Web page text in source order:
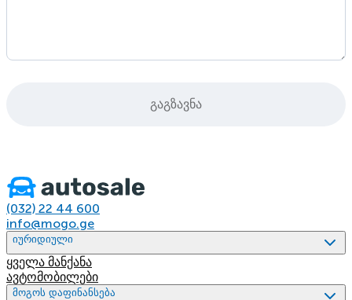
გაგზავნა
(032) 22 44 600
info@mogo.ge
იურიდიული
ყველა მანქანა
ავტომობილები
მოგოს დაფინანსება